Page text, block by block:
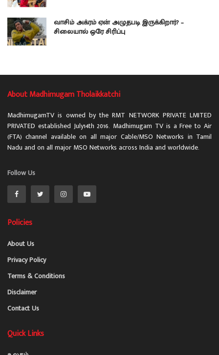
வாசிம் அக்ரம் ஏன் அழுதபடி இருக்கிறார்? –
சிலையால் ஒரே சிரிப்பு
About Madhimugam Tholaikkatchi
MadhimugamTV is owned by the RMT NETWORK PRIVATE LMITED
PRIVATED established July14th 2016. Madhimugam TV is a Free to Air
(FTA) channel available on all major Cable/MSO Networks in Tamil
Nadu and on all major MSO Networks across India and worldwide.
Follow Us
Policies
About Us
Privacy Policy
Terms & Conditions
Disclaimer
Contact Us
Quick Links